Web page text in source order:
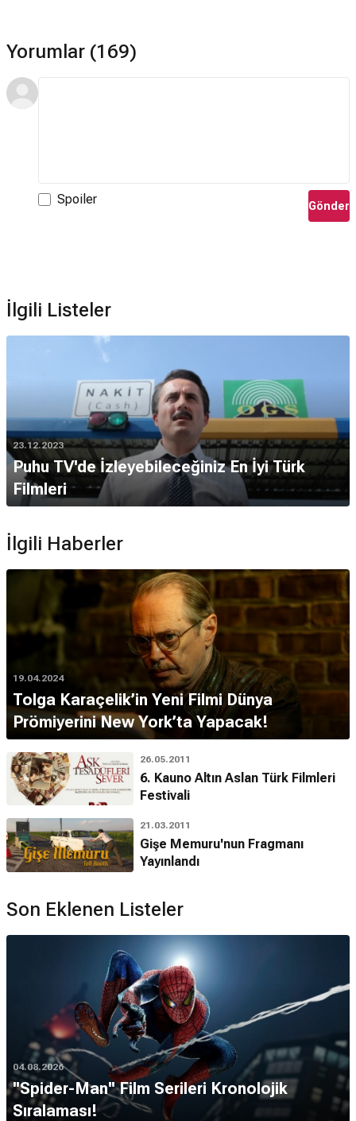
Yorumlar (169)
Spoiler Gönder
İlgili Listeler
23.12.2023
Puhu TV'de İzleyebileceğiniz En İyi Türk
Filmleri
İlgili Haberler
19.04.2024
Tolga Karaçelik’in Yeni Filmi Dünya
Prömiyerini New York’ta Yapacak!
26.05.2011
6. Kauno Altın Aslan Türk Filmleri
Festivali
21.03.2011
Gişe Memuru'nun Fragmanı
Yayınlandı
Son Eklenen Listeler
04.08.2026
''Spider-Man'' Film Serileri Kronolojik
Sıralaması!